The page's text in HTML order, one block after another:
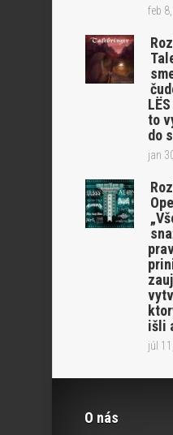
feb
to
do
jan
išli
júl
O nás